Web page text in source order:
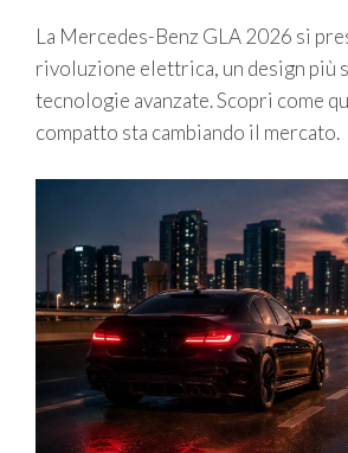
La Mercedes-Benz GLA 2026 si
rivoluzione elettrica, un design più
tecnologie avanzate. Scopri come
compatto sta cambiando il mercato.